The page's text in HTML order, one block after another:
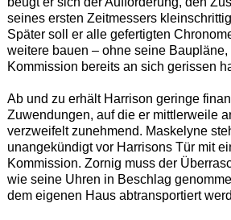
seines ersten Zeitmessers
Später soll er alle gefertigten
weitere bauen – ohne seine Baupläne,
Kommission bereits an sich gerissen
Ab und zu erhält Harrison geringe
Zuwendungen, auf die er mittlerweile
verzweifelt zunehmend. Maskelyne
unangekündigt vor Harrisons Tür mit
Kommission. Zornig muss der
wie seine Uhren in Beschlag
dem eigenen Haus abtransportiert